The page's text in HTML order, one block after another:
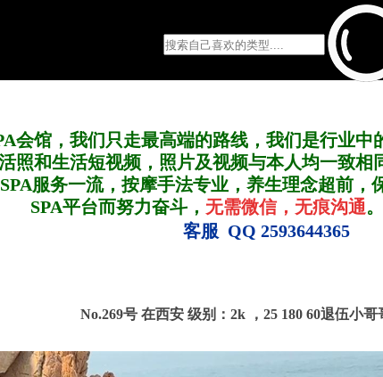
会馆，我们只走最高端的路线，我们是行业
照和生活短视频，照片及视频与本人均一致
服务一流，按摩手法专业，养生理念超前，
SPA平台而努力奋斗， 无需微信，无痕沟通
客服 QQ 2593644365
No.269号 在西安 级别：2k ， 25 180 60退伍小